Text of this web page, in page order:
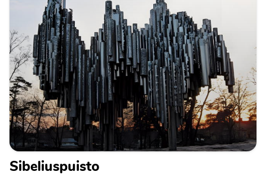
Sibeliuspuisto